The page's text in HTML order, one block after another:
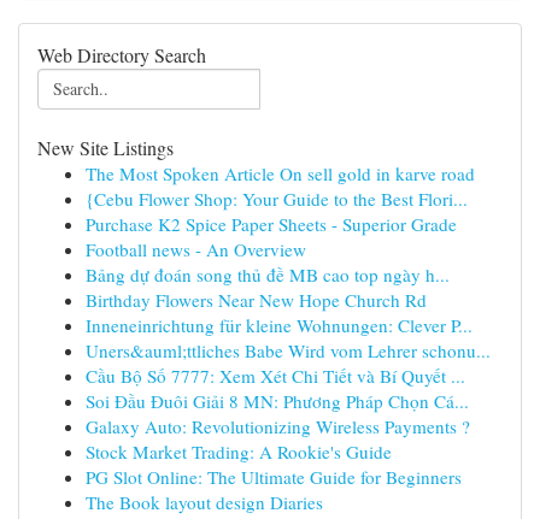
Web Directory Search
New Site Listings
The Most Spoken Article On sell gold in karve road
{Cebu Flower Shop: Your Guide to the Best Flori...
Purchase K2 Spice Paper Sheets - Superior Grade
Football news - An Overview
Bảng dự đoán song thủ đề MB cao top ngày h...
Birthday Flowers Near New Hope Church Rd
Inneneinrichtung für kleine Wohnungen: Clever P...
Uners&auml;ttliches Babe Wird vom Lehrer schonu...
Cầu Bộ Số 7777: Xem Xét Chi Tiết và Bí Quyết ...
Soi Đầu Đuôi Giải 8 MN: Phương Pháp Chọn Cá...
Galaxy Auto: Revolutionizing Wireless Payments ?
Stock Market Trading: A Rookie's Guide
PG Slot Online: The Ultimate Guide for Beginners
The Book layout design Diaries